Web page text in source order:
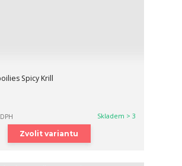
Spicy Krill
Skladem > 3
Zvolit variantu